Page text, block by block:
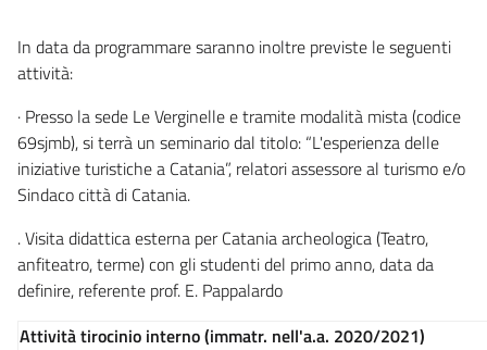
In data da programmare saranno inoltre previste le seguenti
attività:
· Presso la sede Le Verginelle e tramite modalità mista (codice
69sjmb), si terrà un seminario dal titolo: “L'esperienza delle
iniziative turistiche a Catania”, relatori assessore al turismo e/o
Sindaco città di Catania.
. Visita didattica esterna per Catania archeologica (Teatro,
anfiteatro, terme) con gli studenti del primo anno, data da
definire, referente prof. E. Pappalardo
Attività tirocinio interno (immatr. nell'a.a. 2020/2021)